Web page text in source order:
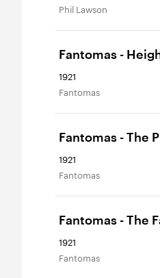
Phil Lawson
Fantomas -
1921
Fantomas
Fantomas - The
1921
Fantomas
Fantomas - The
1921
Fantomas